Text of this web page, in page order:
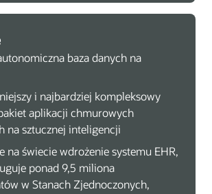
baza danych na
i najbardziej kompleksowy
aplikacji chmurowych
na sztucznej inteligencji
na świecie wdrożenie systemu EHR,
ponad 9,5 miliona
w Stanach Zjednoczonych,